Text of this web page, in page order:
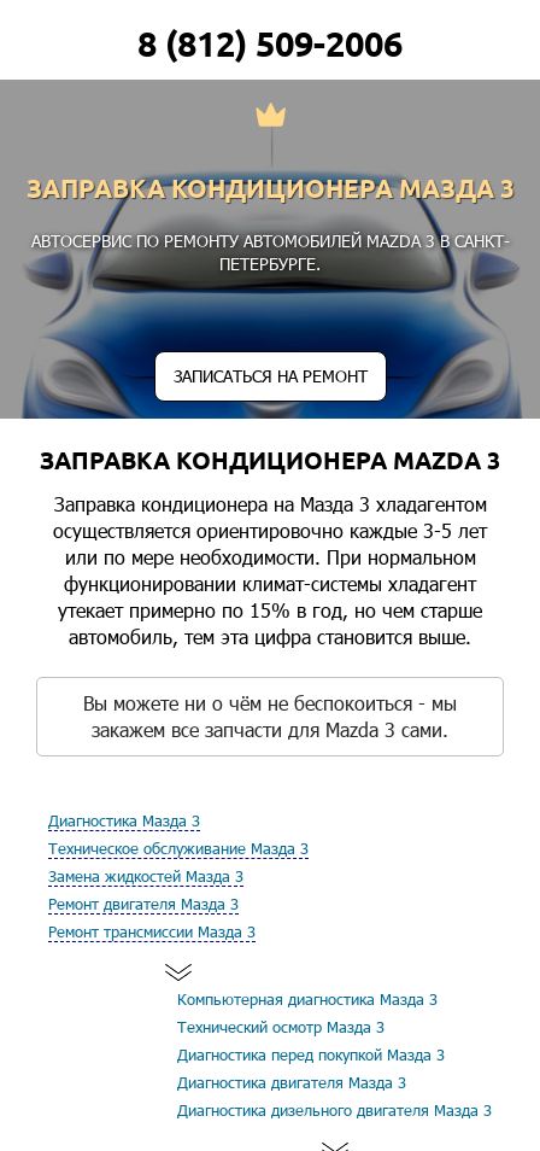
8 (812) 509-2006
ЗАПРАВКА КОНДИЦИОНЕРА МАЗДА 3
АВТОСЕРВИС ПО РЕМОНТУ АВТОМОБИЛЕЙ MAZDA 3 В САНКТ-
ПЕТЕРБУРГЕ.
ЗАПИСАТЬСЯ НА РЕМОНТ
ЗАПРАВКА КОНДИЦИОНЕРА MAZDA 3
Заправка кондиционера на Мазда 3 хладагентом
осуществляется ориентировочно каждые 3-5 лет
или по мере необходимости. При нормальном
функционировании климат-системы хладагент
утекает примерно по 15% в год, но чем старше
автомобиль, тем эта цифра становится выше.
Вы можете ни о чём не беспокоиться - мы
закажем все запчасти для Mazda 3 сами.
Диагностика Мазда 3
Техническое обслуживание Мазда 3
Замена жидкостей Мазда 3
Ремонт двигателя Мазда 3
Ремонт трансмиссии Мазда 3
Компьютерная диагностика Мазда 3
Технический осмотр Мазда 3
Диагностика перед покупкой Мазда 3
Диагностика двигателя Мазда 3
Диагностика дизельного двигателя Мазда 3